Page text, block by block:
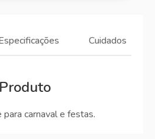
Cuidados
para carnaval e festas.